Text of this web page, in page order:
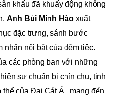
khấu đã khuấy động không
Anh Bùi Minh Hào xuất
đặc trưng, sánh bước
nhấn nổi bật của đêm tiệc.
các phòng ban với những
sự chuẩn bị chỉn chu, tinh
thể của Đại Cát Á, mang đến